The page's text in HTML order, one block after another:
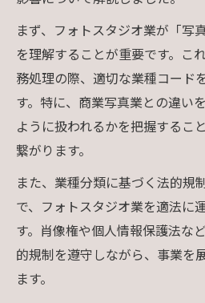
まず、フォトスタジオ業が「写
を理解することが重要です。こ
務処理の際、適切な業種コード
す。特に、商業写真業との違い
ように扱われるかを把握するこ
繋がります。
また、業種分類に基づく法的規
で、フォトスタジオ業を適法に
す。肖像権や個人情報保護法な
的規制を遵守しながら、事業を
ます。